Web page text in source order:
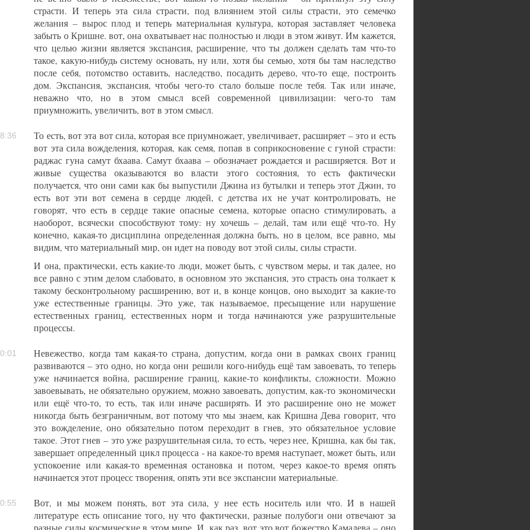
страсти. И теперь эта сила страсти, под влиянием этой силы страсти, это семечко
желания – вырос плод и теперь материальная культура, которая заставляет человека
забыть о Кришне. вот, она охватывает нас полностью и люди в этом живут. Им кажется,
что целью жизни является экспансия, расширение, что ты должен сделать там что-то
такое, какую-нибудь систему основать, ну или, хотя бы семью, хотя бы там наследство
после себя, потомство оставить, наследство, посадить дерево, что-то еще, построить
дом. Экспансия, экспансия, чтобы чего-то стало больше после тебя. Так или иначе,
неважно что, но в этом смысл всей современной цивилизации: чего-то там
приумножить, увеличить, вот в этом смысл.
То есть, вот эта вот сила, которая все приумножает, увеличивает, расширяет – это и есть
вот эта сила вожделения, которая, как семя, попав в соприкосновение с гуной страсти:
раджас гуна самут бхаава. Самут бхаава – обозначает рождается и расширяется. Вот и
живые существа оказываются во власти этого состояния, то есть фактически
получается, что они сами как бы выпустили Джина из бутылки и теперь этот Джин, то
есть вот эти вот семена в сердце людей, с детства их не учат контролировать, не
говорят, что есть в сердце такие опасные семена, которые опасно стимулировать, а
наоборот, всячески способствуют тому: ну хочешь – делай, там или ещё что-то. Ну
конечно, какая-то дисциплина определенная должна быть, но в целом, все равно, мы
видим, что материальный мир, он идет на поводу вот этой силы, силы страсти.
И она, практически, есть какие-то люди, может быть, с чувством меры, и так далее, но
все равно с этим делом слабовато, в основном это экспансия, это страсть она толкает к
такому бесконтрольному расширению, вот и, в конце концов, оно выходит за какие-то
уже естественные границы. Это уже, так называемое, пресыщение или нарушение
естественных границ, естественных норм и тогда начинаются уже разрушительные
процессы.
Невежество, когда там какая-то страна, допустим, когда они в рамках своих границ
развиваются – это одно, но когда они решили кого-нибудь ещё там завоевать, то теперь
уже начинается война, расширение границ, какие-то конфликты, сложности. Можно
завоевывать, не обязательно оружием, можно завоевать, допустим, как-то экономически
или ещё что-то, то есть, так или иначе расширять. И это расширение оно не может
никогда быть безграничным, вот потому что мы знаем, как Кришна Дева говорит, что
это вожделение, оно обязательно потом переходит в гнев, это обязательное условие
такое. Этот гнев – это уже разрушительная сила, то есть, через нее, Кришна, как бы так,
завершает определенный цикл процесса - на какое-то время наступает, может быть, или
успокоение или какая-то временная остановка и потом, через какое-то время опять
начинается этот процесс творения, опять эти все экспансии материальные.
Вот, и мы можем понять, вот эта сила, у нее есть носитель или что. И в нашей
литературе есть описание того, ну что фактически, разные полубоги они отвечают за
разные силы космические в этом мире. И, как раз, вот это вот божество Камадева – оно